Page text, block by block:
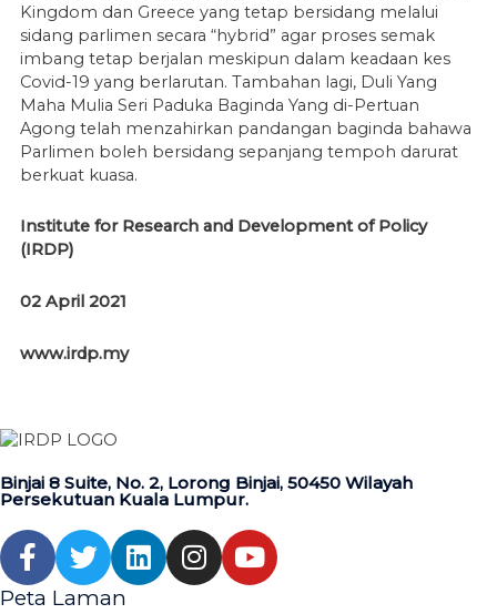
Kingdom dan Greece yang tetap bersidang melalui
sidang parlimen secara “hybrid” agar proses semak
imbang tetap berjalan meskipun dalam keadaan kes
Covid-19 yang berlarutan. Tambahan lagi, Duli Yang
Maha Mulia Seri Paduka Baginda Yang di-Pertuan
Agong telah menzahirkan pandangan baginda bahawa
Parlimen boleh bersidang sepanjang tempoh darurat
berkuat kuasa.
Institute for Research and Development of Policy
(IRDP)
02 April 2021
www.irdp.my
Binjai 8 Suite, No. 2, Lorong Binjai, 50450 Wilayah
Persekutuan Kuala Lumpur.
Peta Laman